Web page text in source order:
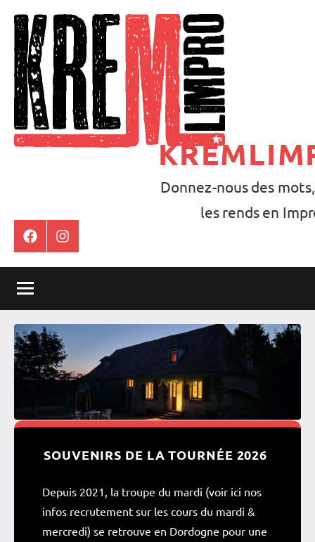
contenu
Donnez-nous des
les rends en
FacebookInstagram
SOUVENIRS DE LA TOURNÉE 2026
Depuis 2021, la troupe du mardi (voir ici nos
infos recrutement sur les cours du mardi &
mercredi) se retrouve en Dordogne pour une